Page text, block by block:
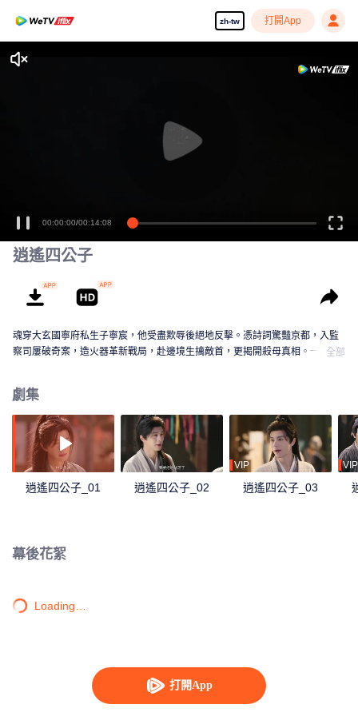
zh-tw 打開App
打開App
00:00:00/00:14:08
逍遙四公子
魂穿大玄國寧府私生子寧宸，他受盡欺辱後絕地反擊。憑詩詞驚豔京都，入監
察司屢破奇案，造火器革新戰局，赴邊境生擒敵首，更揭開殺母真相。一路逆
全部
劇集
逍遙四公子_01 逍遙四公子_02
VIP
逍遙四公子_03
VIP
幕後花絮
Loading…